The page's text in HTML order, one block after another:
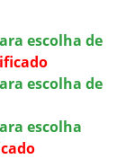
escolha de
escolha de
escolha